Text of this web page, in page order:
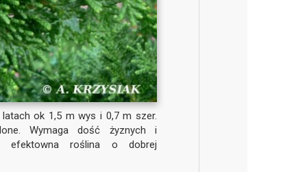
ok 1,5 m wys i 0,7 m szer.
Wymaga dość żyznych i
efektowna roślina o dobrej